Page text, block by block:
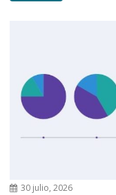
30 julio, 2026